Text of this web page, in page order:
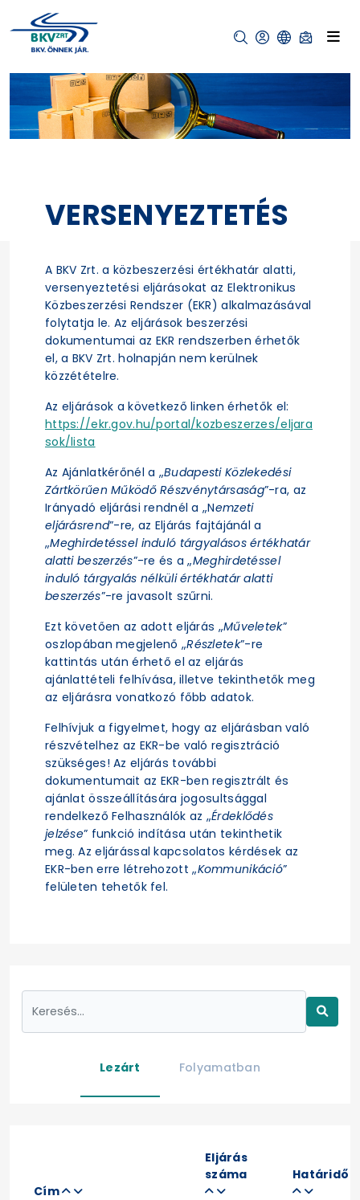
VERSENYEZTETÉS
A BKV Zrt. a közbeszerzési értékhatár alatti,
versenyeztetési eljárásokat az Elektronikus
Közbeszerzési Rendszer (EKR) alkalmazásával
folytatja le. Az eljárások beszerzési
dokumentumai az EKR rendszerben érhetők
el, a BKV Zrt. holnapján nem kerülnek
közzétételre.
Az eljárások a következő linken érhetők el:
https://ekr.gov.hu/portal/kozbeszerzes/eljara
sok/lista
Az Ajánlatkérőnél a „Budapesti Közlekedési
Zártkörűen Működő Részvénytársaság”-ra, az
Irányadó eljárási rendnél a „Nemzeti
eljárásrend”-re, az Eljárás fajtájánál a
„Meghirdetéssel induló tárgyalásos értékhatár
alatti beszerzés”-re és a „Meghirdetéssel
induló tárgyalás nélküli értékhatár alatti
beszerzés”-re javasolt szűrni.
Ezt követően az adott eljárás „Műveletek”
oszlopában megjelenő „Részletek”-re
kattintás után érhető el az eljárás
ajánlattételi felhívása, illetve tekinthetők meg
az eljárásra vonatkozó főbb adatok.
Felhívjuk a figyelmet, hogy az eljárásban való
részvételhez az EKR-be való regisztráció
szükséges! Az eljárás további
dokumentumait az EKR-ben regisztrált és
ajánlat összeállítására jogosultsággal
rendelkező Felhasználók az „Érdeklődés
jelzése” funkció indítása után tekinthetik
meg. Az eljárással kapcsolatos kérdések az
EKR-ben erre létrehozott „Kommunikáció”
felületen tehetők fel.
Lezárt Folyamatban
Cím
Eljárás
száma
Határidő